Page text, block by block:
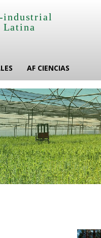
industrial
Latina
AF CIENCIAS